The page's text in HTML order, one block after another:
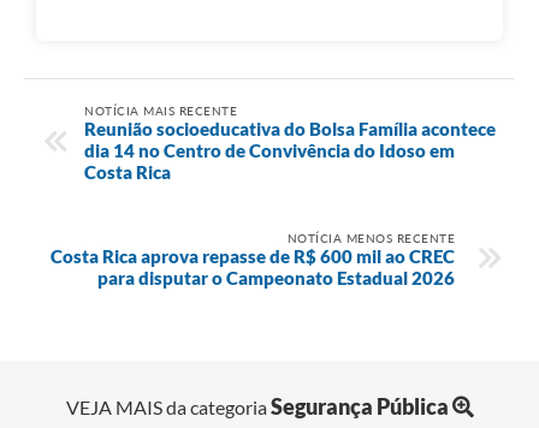
NOTÍCIA MAIS RECENTE
Reunião socioeducativa do Bolsa Família acontece
dia 14 no Centro de Convivência do Idoso em
Costa Rica
NOTÍCIA MENOS RECENTE
Costa Rica aprova repasse de R$ 600 mil ao CREC
para disputar o Campeonato Estadual 2026
VEJA MAIS da categoriaSegurança Pública